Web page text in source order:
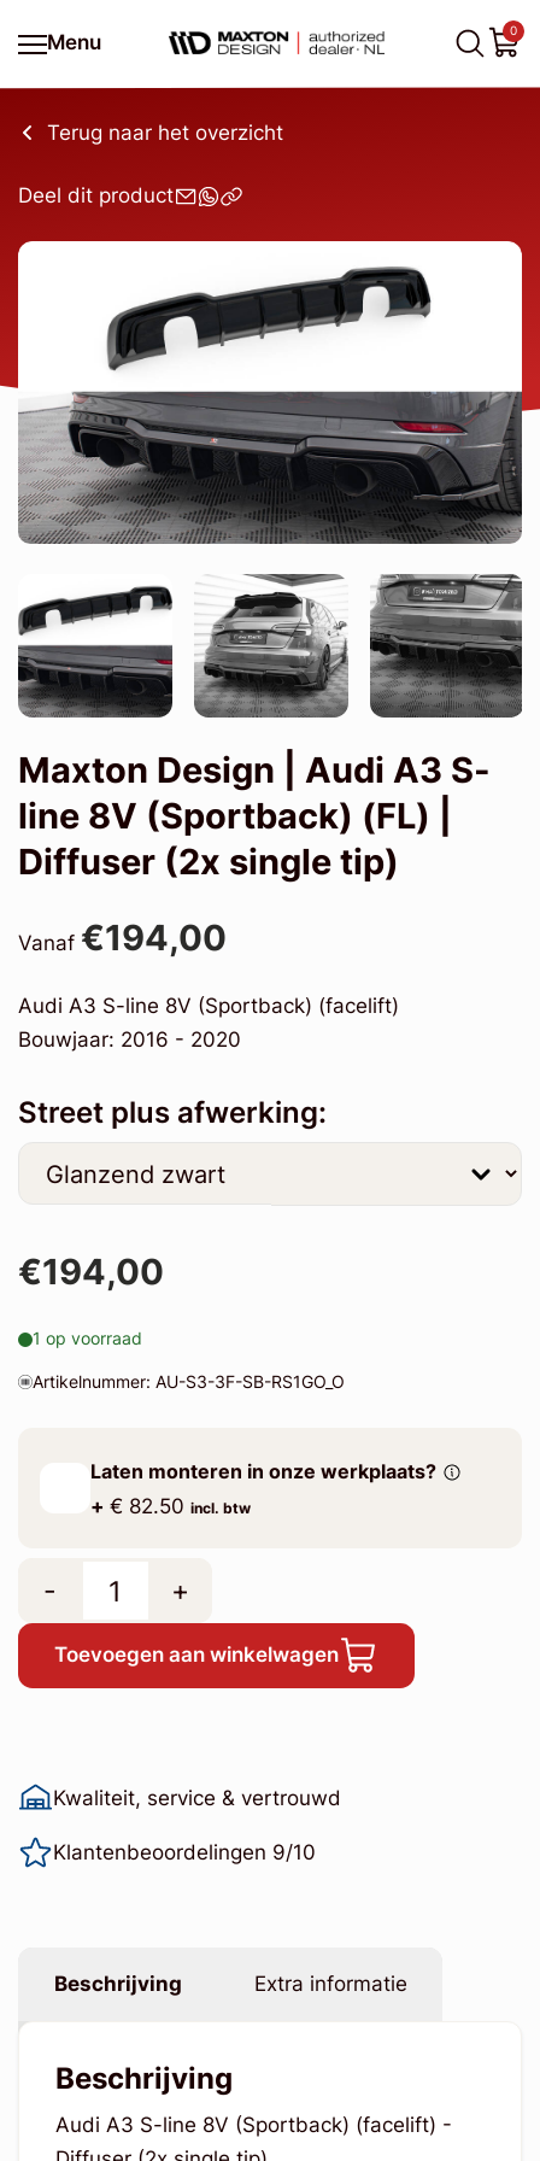
Menu
0
Terug naar het overzicht
Deel dit product
Maxton Design | Audi A3 S-
line 8V (Sportback) (FL) |
Diffuser (2x single tip)
Vanaf €194,00
Audi A3 S-line 8V (Sportback) (facelift)
Bouwjaar: 2016 - 2020
Street plus afwerking:
€194,00
1 op voorraad
Artikelnummer: AU-S3-3F-SB-RS1GO_O
Laten monteren in onze werkplaats?
+ € 82.50 incl. btw
- +
Toevoegen aan winkelwagen
Kwaliteit, service & vertrouwd
Klantenbeoordelingen 9/10
Beschrijving Extra informatie
Beschrijving
Audi A3 S-line 8V (Sportback) (facelift) -